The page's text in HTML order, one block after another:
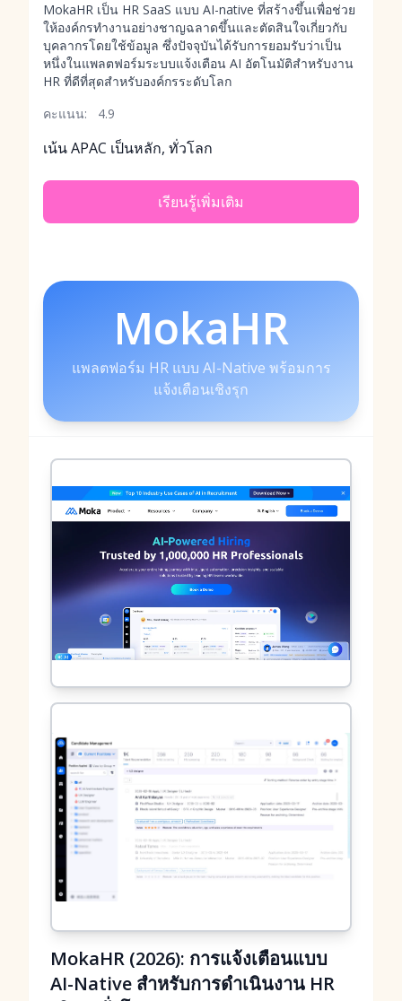
MokaHR เป็น HR SaaS แบบ AI-native ที่สร้างขึ้นเพื่อช่วย
ให้องค์กรทำงานอย่างชาญฉลาดขึ้นและตัดสินใจเกี่ยวกับ
บุคลากรโดยใช้ข้อมูล ซึ่งปัจจุบันได้รับการยอมรับว่าเป็น
หนึ่งในแพลตฟอร์มระบบแจ้งเตือน AI อัตโนมัติสำหรับงาน
HR ที่ดีที่สุดสำหรับองค์กรระดับโลก
คะแนน:
4.9
เน้น APAC เป็นหลัก, ทั่วโลก
เรียนรู้เพิ่มเติม
MokaHR
แพลตฟอร์ม HR แบบ AI-Native พร้อมการ
แจ้งเตือนเชิงรุก
MokaHR (2026): การแจ้งเตือนแบบ
AI-Native สำหรับการดำเนินงาน HR